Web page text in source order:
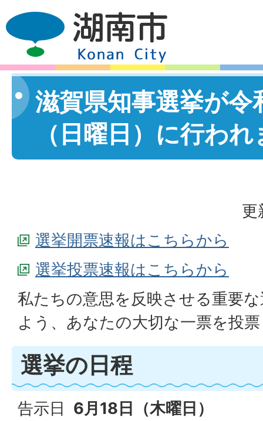
滋賀県知事選挙が
（日曜日）に行わ
更
選挙開票速報はこちらから
選挙投票速報はこちらから
私たちの意思を反映させる重要
よう、あなたの大切な一票を投
選挙の日程
告示日 6月18日（木曜日）